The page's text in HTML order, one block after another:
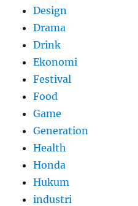
Design
Drama
Drink
Ekonomi
Festival
Food
Game
Generation
Health
Honda
Hukum
industri